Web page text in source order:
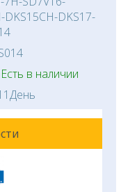
DKS15CH-DKS17-
в наличии